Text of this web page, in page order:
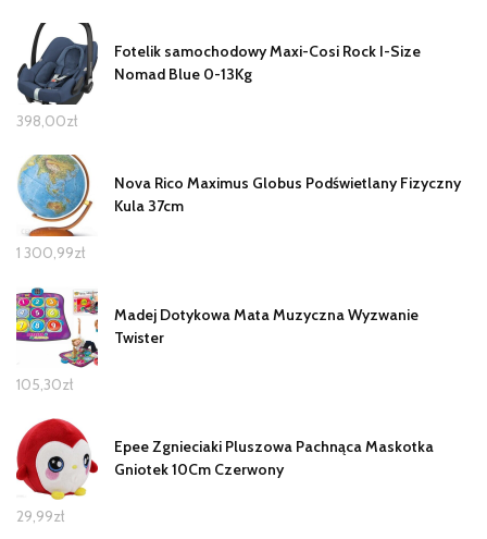
Fotelik samochodowy Maxi-Cosi Rock I-Size
Nomad Blue 0-13Kg
398,00zł
Nova Rico Maximus Globus Podświetlany Fizyczny
Kula 37cm
1 300,99zł
Madej Dotykowa Mata Muzyczna Wyzwanie
Twister
105,30zł
Epee Zgnieciaki Pluszowa Pachnąca Maskotka
Gniotek 10Cm Czerwony
29,99zł